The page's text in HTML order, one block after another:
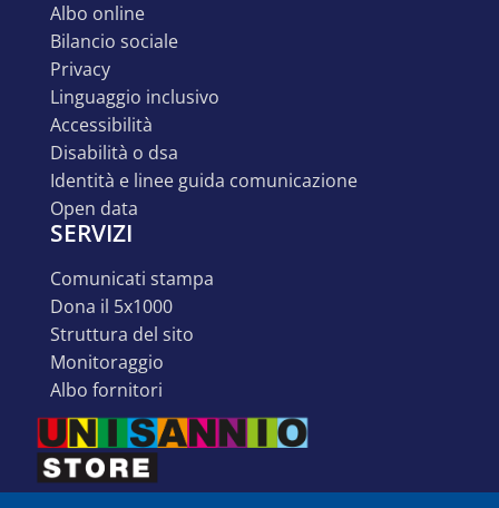
albo online
bilancio sociale
privacy
linguaggio inclusivo
accessibilità
disabilità o dsa
identità e linee guida comunicazione
open data
SERVIZI
comunicati stampa
dona il 5x1000
struttura del sito
monitoraggio
albo fornitori